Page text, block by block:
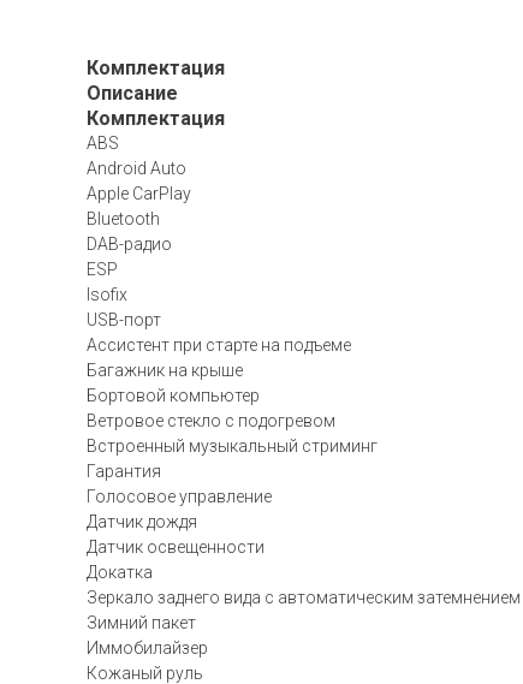
Комплектация
Описание
Комплектация
ABS
Android Auto
Apple CarPlay
Bluetooth
DAB-радио
ESP
Isofix
USB-порт
Ассистент при старте на подъеме
Багажник на крыше
Бортовой компьютер
Ветровое стекло с подогревом
Встроенный музыкальный стриминг
Гарантия
Голосовое управление
Датчик дождя
Датчик освещенности
Докатка
Зеркало заднего вида с автоматическим затемнением
Зимний пакет
Иммобилайзер
Кожаный руль